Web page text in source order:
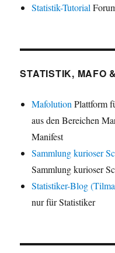
Statistik-Tutorial
STATISTIK, MAFO
Mafolution Plattform
aus den Bereichen
Manifest
Sammlung kurioser
Sammlung kurioser
Statistiker-Blog
nur für Statistiker